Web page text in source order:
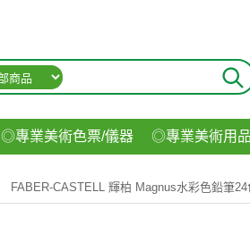
◎專業美術色票/儀器 ◎專業美術用品
FABER-CASTELL 輝柏 Magnus水彩色鉛筆